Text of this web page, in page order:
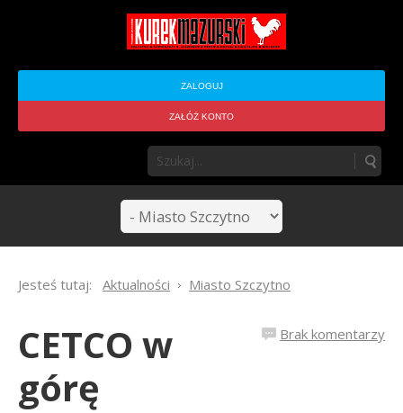
ZALOGUJ
ZAŁÓŻ KONTO
Jesteś tutaj: Aktualności Miasto Szczytno
Brak komentarzy
CETCO w
górę